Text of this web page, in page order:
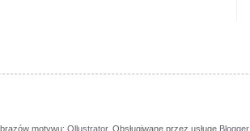
motywu: Ollustrator. Obsługiwane przez usługę Blogger.